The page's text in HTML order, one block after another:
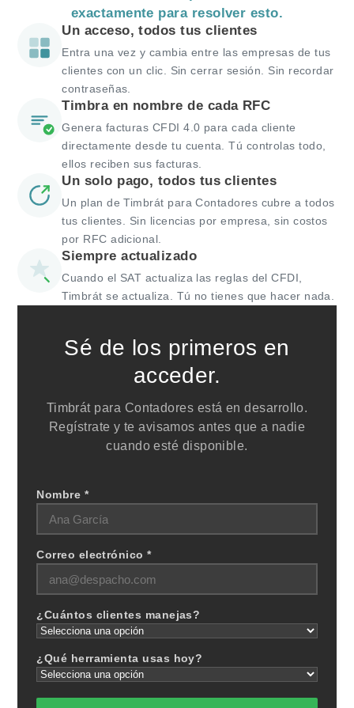
exactamente para resolver esto.
Un acceso, todos tus clientes
Entra una vez y cambia entre las empresas de tus
clientes con un clic. Sin cerrar sesión. Sin recordar
contraseñas.
Timbra en nombre de cada RFC
Genera facturas CFDI 4.0 para cada cliente
directamente desde tu cuenta. Tú controlas todo,
ellos reciben sus facturas.
Un solo pago, todos tus clientes
Un plan de Timbrát para Contadores cubre a todos
tus clientes. Sin licencias por empresa, sin costos
por RFC adicional.
Siempre actualizado
Cuando el SAT actualiza las reglas del CFDI,
Timbrát se actualiza. Tú no tienes que hacer nada.
Sé de los primeros en
acceder.
Timbrát para Contadores está en desarrollo.
Regístrate y te avisamos antes que a nadie
cuando esté disponible.
Nombre *
Correo electrónico *
¿Cuántos clientes manejas?
¿Qué herramienta usas hoy?